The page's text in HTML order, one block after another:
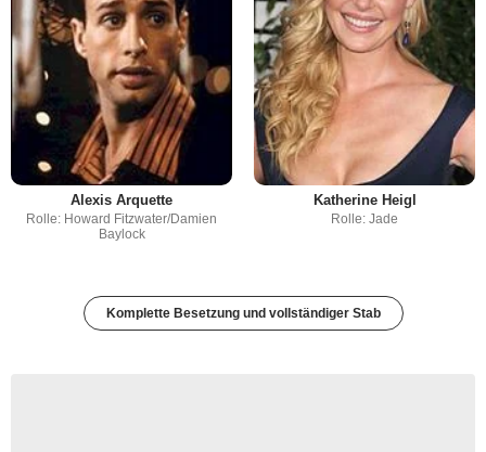
Alexis Arquette
Rolle: Howard Fitzwater/Damien
Baylock
Katherine Heigl
Rolle: Jade
Komplette Besetzung und vollständiger Stab